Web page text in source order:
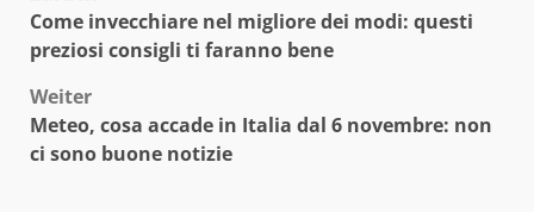
Come invecchiare nel migliore dei modi: questi
preziosi consigli ti faranno bene
Weiter
Meteo, cosa accade in Italia dal 6 novembre: non
ci sono buone notizie